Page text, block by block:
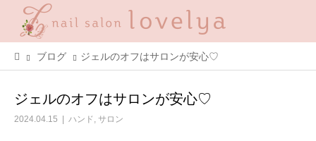
ブログ ジェルのオフはサロンが安心♡
ジェルのオフはサロンが安心♡
2024.04.15 ハンド , サロン